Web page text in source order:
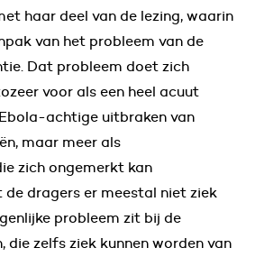
haar deel van de lezing, waarin
van het probleem van de
Dat probleem doet zich
voor als een heel acuut
achtige uitbraken van
maar meer als
zich ongemerkt kan
dragers er meestal niet ziek
probleem zit bij de
die zelfs ziek kunnen worden van